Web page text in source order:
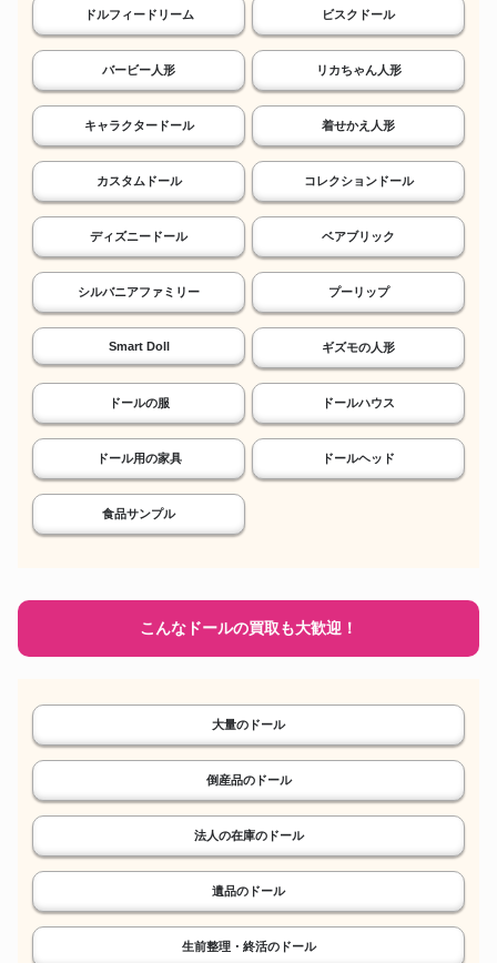
ドルフィードリーム ビスクドール
バービー人形 リカちゃん人形
キャラクタードール 着せかえ人形
カスタムドール コレクションドール
ディズニードール ベアブリック
シルバニアファミリー プーリップ
Smart Doll ギズモの人形
ドールの服 ドールハウス
ドール用の家具 ドールヘッド
食品サンプル
こんなドールの買取も大歓迎！
大量のドール
倒産品のドール
法人の在庫のドール
遺品のドール
生前整理・終活のドール